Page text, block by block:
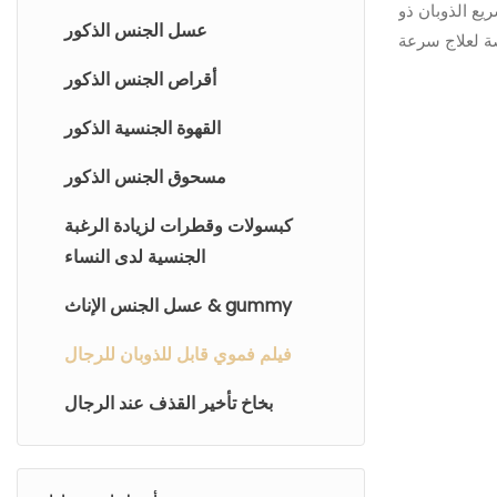
عسل الجنس الذكور
أقراص الجنس الذكور
القهوة الجنسية الذكور
مسحوق الجنس الذكور
كبسولات وقطرات لزيادة الرغبة
الجنسية لدى النساء
عسل الجنس الإناث & gummy
فيلم فموي قابل للذوبان للرجال
بخاخ تأخير القذف عند الرجال
لدى الرجال
الذوبان ذو
لعلاج سرعة